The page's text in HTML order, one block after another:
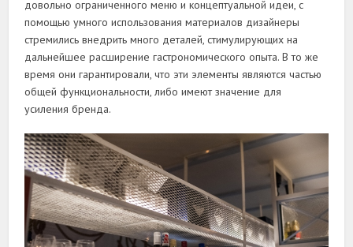
довольно ограниченного меню и концептуальной идеи, с
помощью умного использования материалов дизайнеры
стремились внедрить много деталей, стимулирующих на
дальнейшее расширение гастрономического опыта. В то же
время они гарантировали, что эти элементы являются частью
общей функциональности, либо имеют значение для
усиления бренда.